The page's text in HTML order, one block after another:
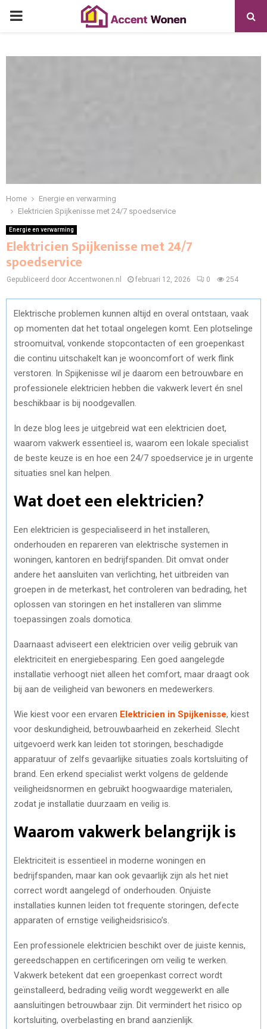
PRIMARY
Home
Energie en verwarming
Elektricien Spijkenisse met 24/7 spoedservice
Energie en verwarming
Elektricien Spijkenisse met 24/7
spoedservice
Gepubliceerd door Accentwonen.nl februari 12, 2026 0 254
Elektrische problemen kunnen altijd en overal ontstaan, vaak
op momenten dat het totaal ongelegen komt. Een plotselinge
stroomuitval, vonkende stopcontacten of een groepenkast
die continu uitschakelt kan je wooncomfort of werk flink
verstoren. In Spijkenisse wil je daarom een betrouwbare en
professionele elektricien hebben die vakwerk levert én snel
beschikbaar is bij noodgevallen.
In deze blog lees je uitgebreid wat een elektricien doet,
waarom vakwerk essentieel is, waarom een lokale specialist
de beste keuze is en hoe een 24/7 spoedservice je in urgente
situaties snel kan helpen.
Wat doet een elektricien?
Een elektricien is gespecialiseerd in het installeren,
onderhouden en repareren van elektrische systemen in
woningen, kantoren en bedrijfspanden. Dit omvat onder
andere het aansluiten van verlichting, het uitbreiden van
groepen in de meterkast, het controleren van bedrading, het
oplossen van storingen en het installeren van slimme
toepassingen zoals domotica.
Daarnaast adviseert een elektricien over veilig gebruik van
elektriciteit en energiebesparing. Een goed aangelegde
installatie verhoogt niet alleen het comfort, maar draagt ook
bij aan de veiligheid van bewoners en medewerkers.
Wie kiest voor een ervaren Elektricien in Spijkenisse, kiest
voor deskundigheid, betrouwbaarheid en zekerheid. Slecht
uitgevoerd werk kan leiden tot storingen, beschadigde
apparatuur of zelfs gevaarlijke situaties zoals kortsluiting of
brand. Een erkend specialist werkt volgens de geldende
veiligheidsnormen en gebruikt hoogwaardige materialen,
zodat je installatie duurzaam en veilig is.
Waarom vakwerk belangrijk is
Elektriciteit is essentieel in moderne woningen en
bedrijfspanden, maar kan ook gevaarlijk zijn als het niet
correct wordt aangelegd of onderhouden. Onjuiste
installaties kunnen leiden tot frequente storingen, defecte
apparaten of ernstige veiligheidsrisico’s.
Een professionele elektricien beschikt over de juiste kennis,
gereedschappen en certificeringen om veilig te werken.
Vakwerk betekent dat een groepenkast correct wordt
geïnstalleerd, bedrading veilig wordt weggewerkt en alle
aansluitingen betrouwbaar zijn. Dit vermindert het risico op
kortsluiting, overbelasting en brand aanzienlijk.